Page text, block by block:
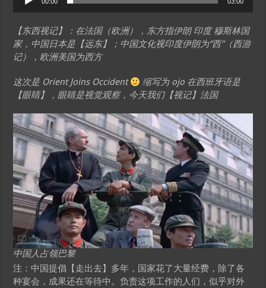
Player
【东西视记】：在法国（欧洲），东方指伊朗 印度 穆斯林国
家，中国日本是【远东】；中国文化视印度伊朗为“西”（西游
记），欧洲美国为西方
这次是 Orient Joins Occident
缩写为 ojo 在西班牙语是
【眼睛】，眼睛是视觉观察，今天我们【视记】法国
中国人占领巴黎
注：中国提倡【走出去】多年，国家花了大量经费，除了各
种宴会，成果还在等待中。负责这项工作的人们，似乎对外